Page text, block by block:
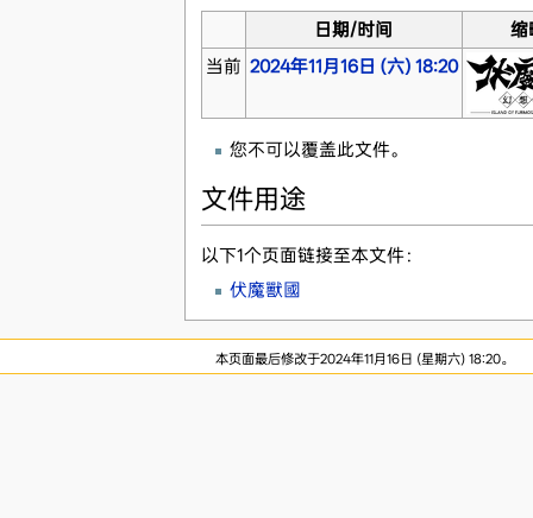
日期/时间
缩
当前 2024年11月16日 (六) 18:20
您不可以覆盖此文件。
文件用途
以下1个页面链接至本文件：
伏魔獸國
本页面最后修改于2024年11月16日 (星期六) 18:20。